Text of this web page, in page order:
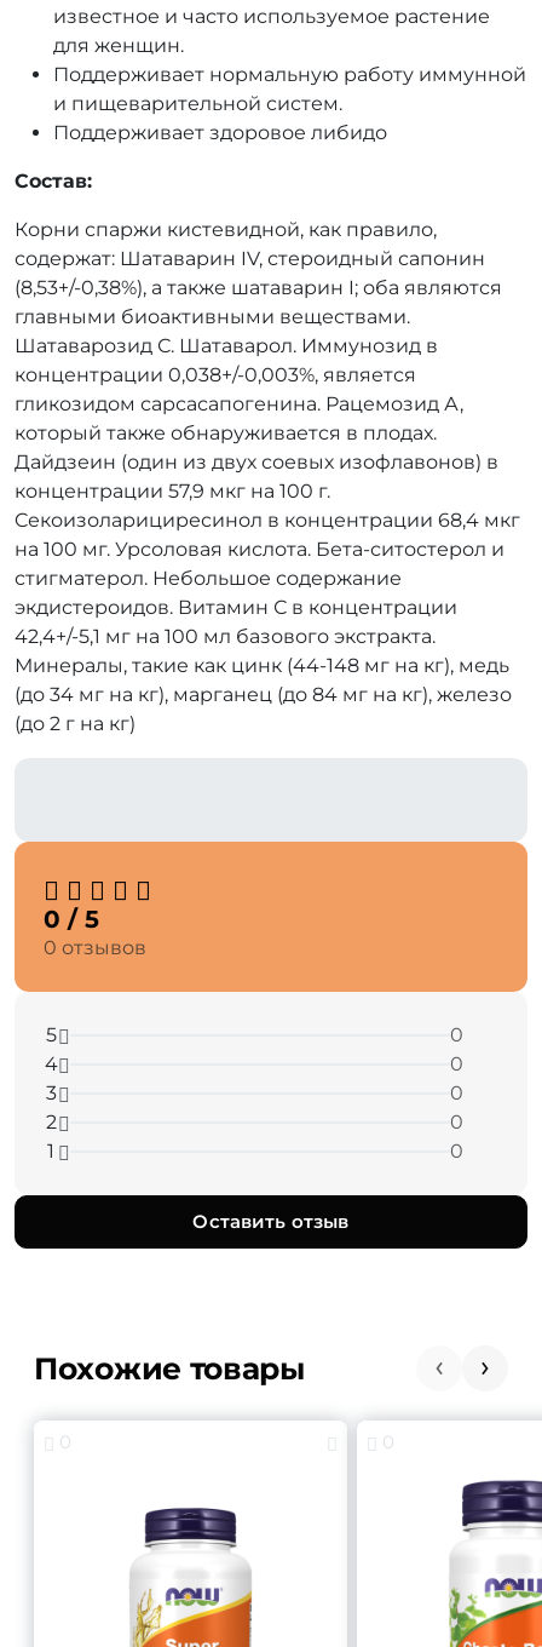
известное и часто используемое растение
для женщин.
Поддерживает нормальную работу иммунной
и пищеварительной систем.
Поддерживает здоровое либидо
Состав:
Корни спаржи кистевидной, как правило,
содержат: Шатаварин IV, стероидный сапонин
(8,53+/-0,38%), а также шатаварин I; оба являются
главными биоактивными веществами.
Шатаварозид С. Шатаварол. Иммунозид в
концентрации 0,038+/-0,003%, является
гликозидом сарсасапогенина. Рацемозид А,
который также обнаруживается в плодах.
Дайдзеин (один из двух соевых изофлавонов) в
концентрации 57,9 мкг на 100 г.
Cекоизоларициресинол в концентрации 68,4 мкг
на 100 мг. Урсоловая кислота. Бета-ситостерол и
стигматерол. Небольшое содержание
экдистероидов. Витамин С в концентрации
42,4+/-5,1 мг на 100 мл базового экстракта.
Минералы, такие как цинк (44-148 мг на кг), медь
(до 34 мг на кг), марганец (до 84 мг на кг), железо
(до 2 г на кг)
0 / 5
0 отзывов
5
0
4
0
3
0
2
0
1
0
Оставить отзыв
Похожие товары
0 0